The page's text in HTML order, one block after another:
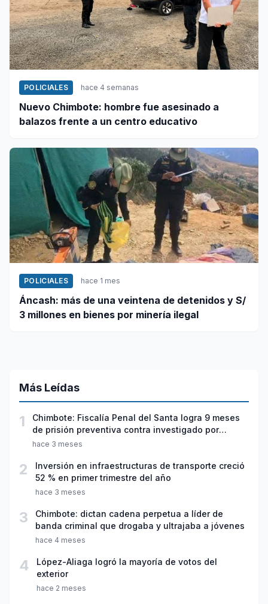
POLICIALES hace 4 semanas
Nuevo Chimbote: hombre fue asesinado a
balazos frente a un centro educativo
POLICIALES hace 1 mes
Áncash: más de una veintena de detenidos y S/
3 millones en bienes por minería ilegal
Más Leídas
1
Chimbote: Fiscalía Penal del Santa logra 9 meses
de prisión preventiva contra investigado por
violación sexual y tentativa de feminicidio
hace 3 meses
2
Inversión en infraestructuras de transporte creció
52 % en primer trimestre del año
hace 3 meses
3
Chimbote: dictan cadena perpetua a líder de
banda criminal que drogaba y ultrajaba a jóvenes
hace 4 meses
4
López-Aliaga logró la mayoría de votos del
exterior
hace 2 meses